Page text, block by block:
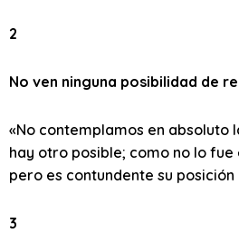
2
No ven ninguna posibilidad de
«No contemplamos en absoluto
hay otro posible; como no lo fue
pero es contundente su
3